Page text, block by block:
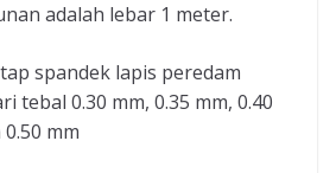
adalah lebar 1 meter.
spandek lapis peredam
tebal 0.30 mm, 0.35 mm, 0.40
mm